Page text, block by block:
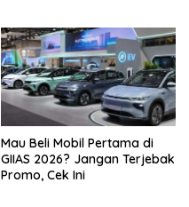
Mau Beli Mobil Pertama di
GIIAS 2026? Jangan Terjebak
Promo, Cek Ini